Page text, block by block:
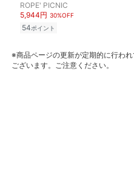
ROPE' PICNIC
5,944円 30%OFF
54ポイント
※商品ページの更新が定期的に行わ
ございます。ご注意ください。